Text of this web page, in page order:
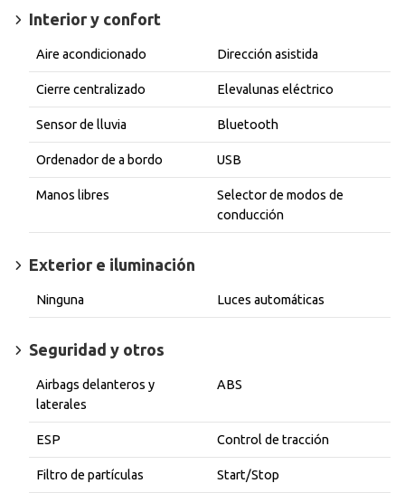
Interior y confort
Aire acondicionado Dirección asistida
Cierre centralizado Elevalunas eléctrico
Sensor de lluvia Bluetooth
Ordenador de a bordo USB
Manos libres
Selector de modos de
conducción
Exterior e iluminación
Ninguna Luces automáticas
Seguridad y otros
Airbags delanteros y
laterales
ABS
ESP Control de tracción
Filtro de partículas Start/Stop